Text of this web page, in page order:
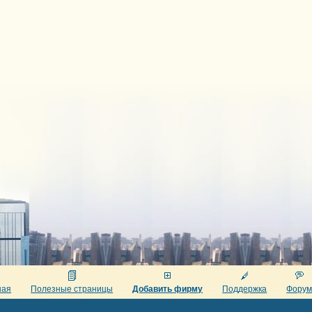
Полезные страницы Добавить фирму Поддержка Форум